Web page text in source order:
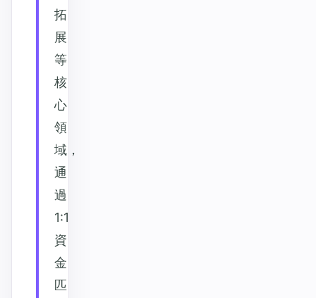
拓
展
等
核
心
領
域，
通
過
1:1
資
金
匹